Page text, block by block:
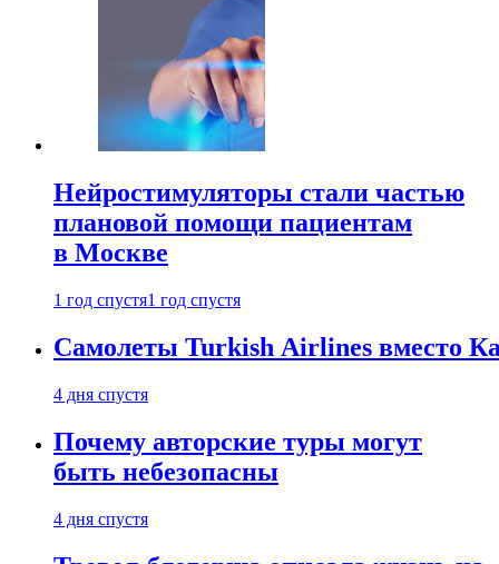
Нейростимуляторы стали частью
плановой помощи пациентам
в Москве
1 год спустя1 год спустя
Самолеты Turkish Airlines вместо
4 дня спустя
Почему авторские туры могут
быть небезопасны
4 дня спустя